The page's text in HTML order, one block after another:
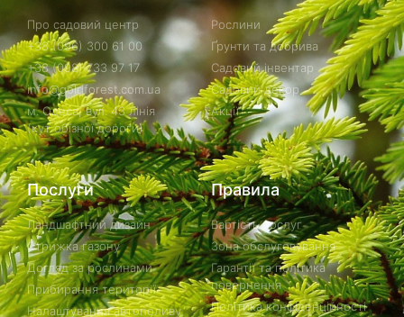
Про садовий центр
+38 (096) 300 61 00
+38 (098) 733 97 17
info@goldforest.com.ua
м. Одеса, вул. 43 лінія
(кут обїзної дороги)
Рослини
Ґрунти та добрива
Садовий інвентар
Садовий декор
Акції
Послуги
Ландшафтний дизайн
Стрижка газону
Догляд за рослинами
Прибирання території
Налаштування автополиву
Правила
Вартість послуг
Зона обслуговування
Гарантії та політика
повернення
Політика конфіденційності